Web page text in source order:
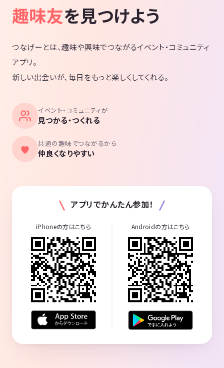
趣味友を見つけよう
つなげーとは、趣味や興味でつながるイベント・コミュニティ
アプリ。
新しい出会いが、毎日をもっと楽しくしてくれる。
イベント・コミュニティが
見つかる・つくれる
共通の趣味でつながるから
仲良くなりやすい
アプリでかんたん参加！
iPhoneの方はこちら Androidの方はこちら